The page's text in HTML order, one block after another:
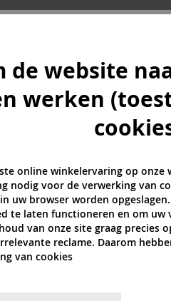
de website
werken
online winkelervaring op onze
nodig voor de verwerking van
uw browser worden
te laten functioneren en om
van onze site graag precies
reclame. Daarom
van cookies